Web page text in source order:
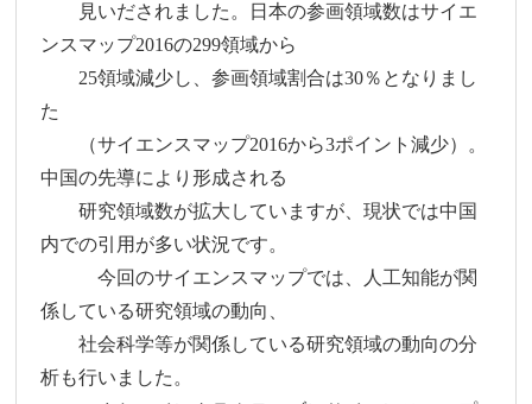
見いだされました。日本の参画領域数はサイエ
ンスマップ2016の299領域から
25領域減少し、参画領域割合は30％となりまし
た
（サイエンスマップ2016から3ポイント減少）。
中国の先導により形成される
研究領域数が拡大していますが、現状では中国
内での引用が多い状況です。
今回のサイエンスマップでは、人工知能が関
係している研究領域の動向、
社会科学等が関係している研究領域の動向の分
析も行いました。